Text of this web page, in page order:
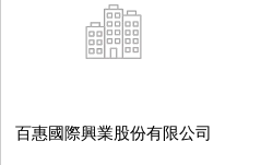
百惠國際興業股份有限公司